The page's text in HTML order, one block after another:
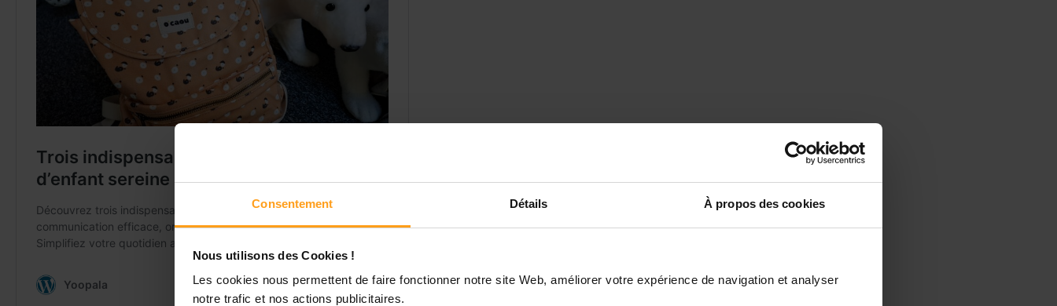
Consentement Détails À propos des cookies
Nous utilisons des Cookies !
Les cookies nous permettent de faire fonctionner notre site Web, améliorer votre expérience de navigation et analyser
notre trafic et nos actions publicitaires.